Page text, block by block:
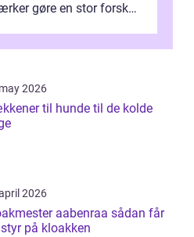
gøre en stor forskel.
2026
til hunde til de kolde
2026
aabenraa sådan får
på kloakken